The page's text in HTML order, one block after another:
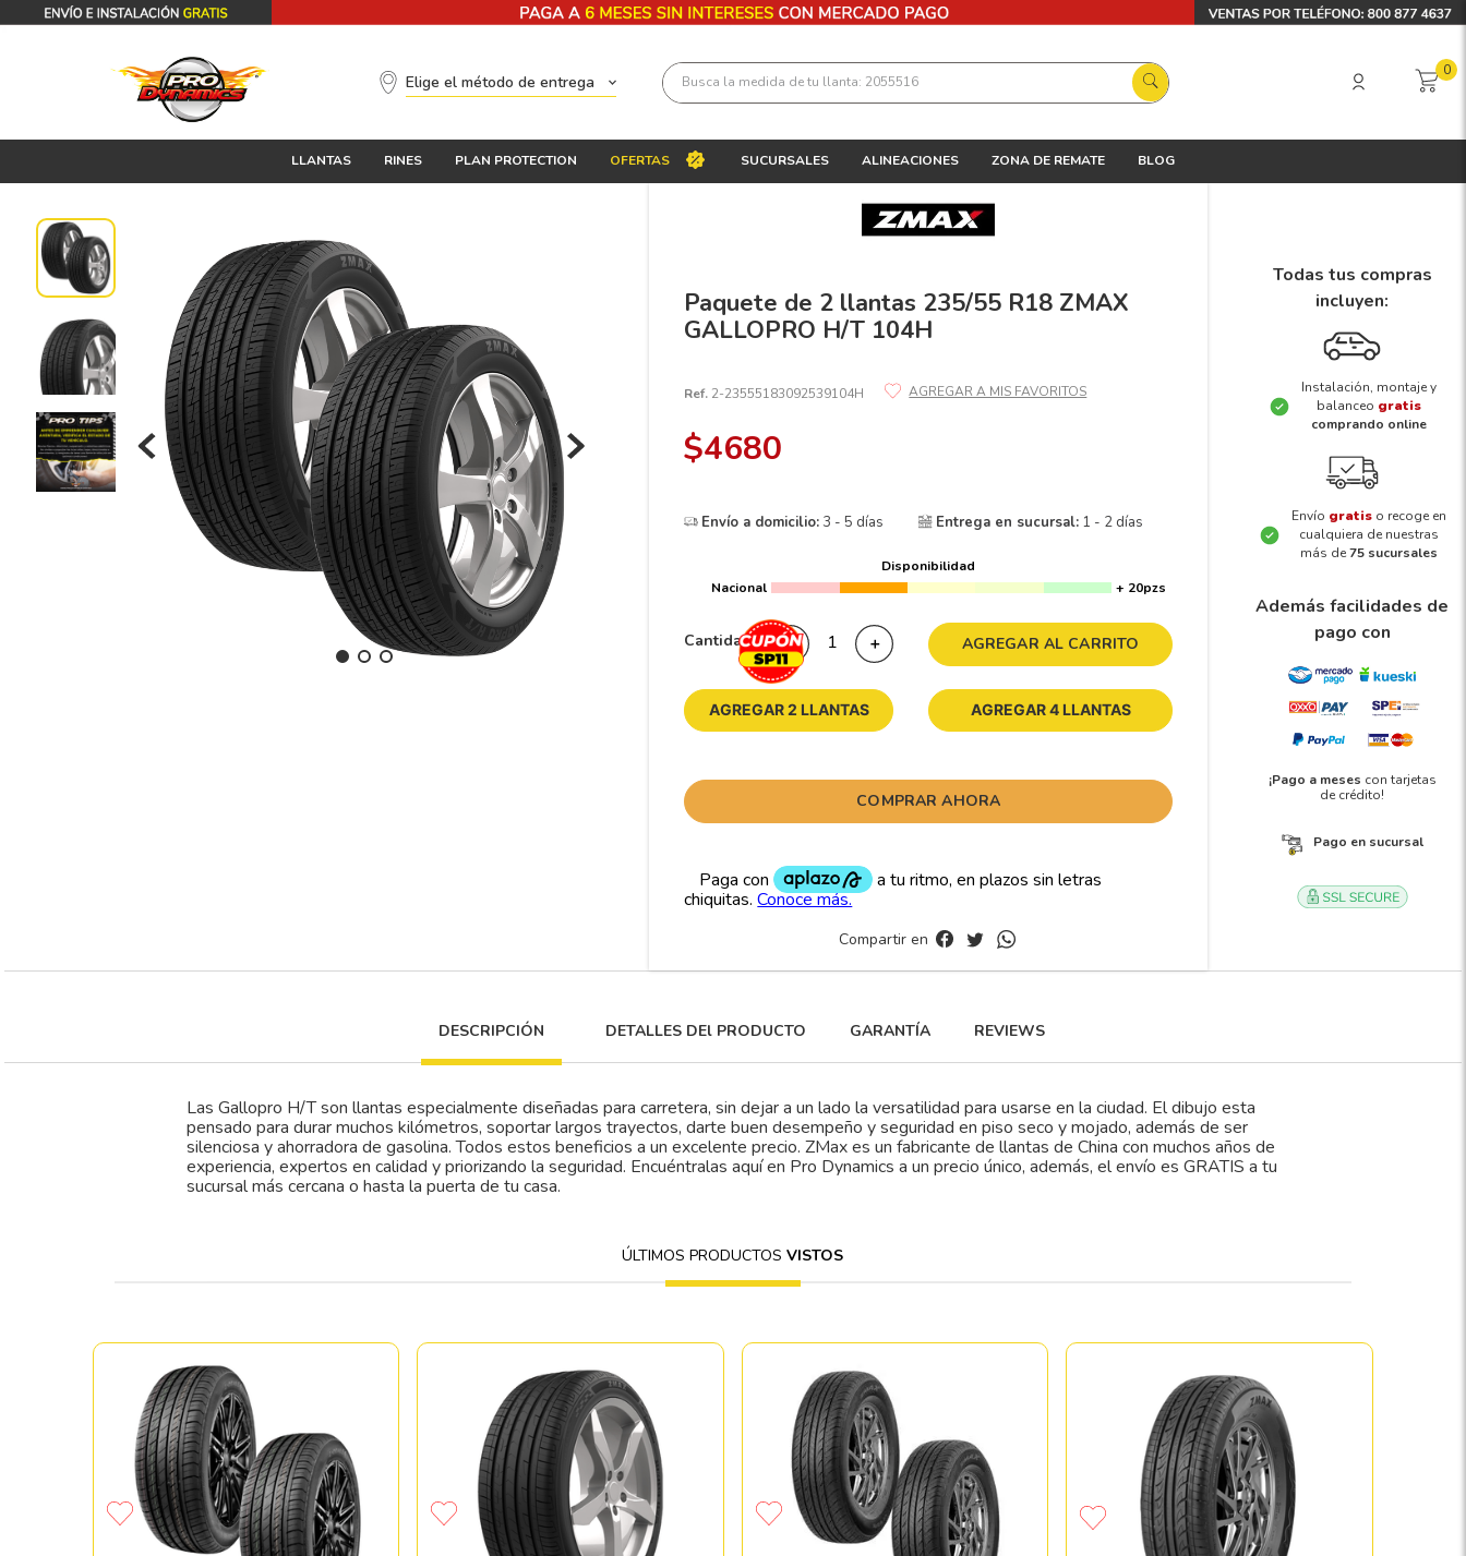
Elige el método de entrega Busca la medida de tu llanta: 2055516 0
LLANTAS RINES PLAN PROTECTION OFERTAS SUCURSALES ALINEACIONES ZONA DE REMATE BLOG
Paquete de 2 llantas 235/55 R18 ZMAX
GALLOPRO H/T 104H
Ref. 2-23555183092539104H
$4680
Envío a domicilio:3 - 5 días Entrega en sucursal: 1 - 2 días
Disponibilidad
Nacional
+ 20pzs
Cantidad ＋
－ AGREGAR AL CARRITO
AGREGAR 2 LLANTAS AGREGAR 4 LLANTAS
COMPRAR AHORA
Compartir en
Todas tus compras
incluyen:
Instalación, montaje y
balanceo gratis
comprando online
Envío gratis o recoge en
cualquiera de nuestras
más de75 sucursales
Además facilidades de
pago con
¡Pago a meses con tarjetas
de crédito!
Pago en sucursal
DESCRIPCIÓN DETALLES DEl PRODUCTO GARANTÍA REVIEWS
Las Gallopro H/T son llantas especialmente diseñadas para carretera, sin dejar a un lado la versatilidad para usarse en la ciudad. El dibujo esta
pensado para durar muchos kilómetros, soportar largos trayectos, darte buen desempeño y seguridad en piso seco y mojado, además de ser
silenciosa y ahorradora de gasolina. Todos estos beneficios a un excelente precio. ZMax es un fabricante de llantas de China con muchos años de
experiencia, expertos en calidad y priorizando la seguridad. Encuéntralas aquí en Pro Dynamics a un precio único, además, el envío es GRATIS a tu
sucursal más cercana o hasta la puerta de tu casa.
ÚLTIMOS PRODUCTOSVISTOS
Términos más buscados
195 65 15